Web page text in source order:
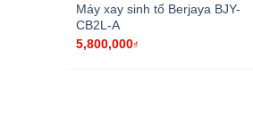
Máy xay sinh tố Berjaya BJY-
CB2L-A
5,800,000₫